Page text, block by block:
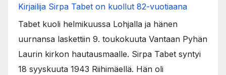
Kirjailija Sirpa Tabet on kuollut 82-vuotiaana
Tabet kuoli helmikuussa Lohjalla ja hänen
uurnansa laskettiin 9. toukokuuta Vantaan Pyhän
Laurin kirkon hautausmaalle. Sirpa Tabet syntyi
18 syyskuuta 1943 Riihimäellä. Hän oli